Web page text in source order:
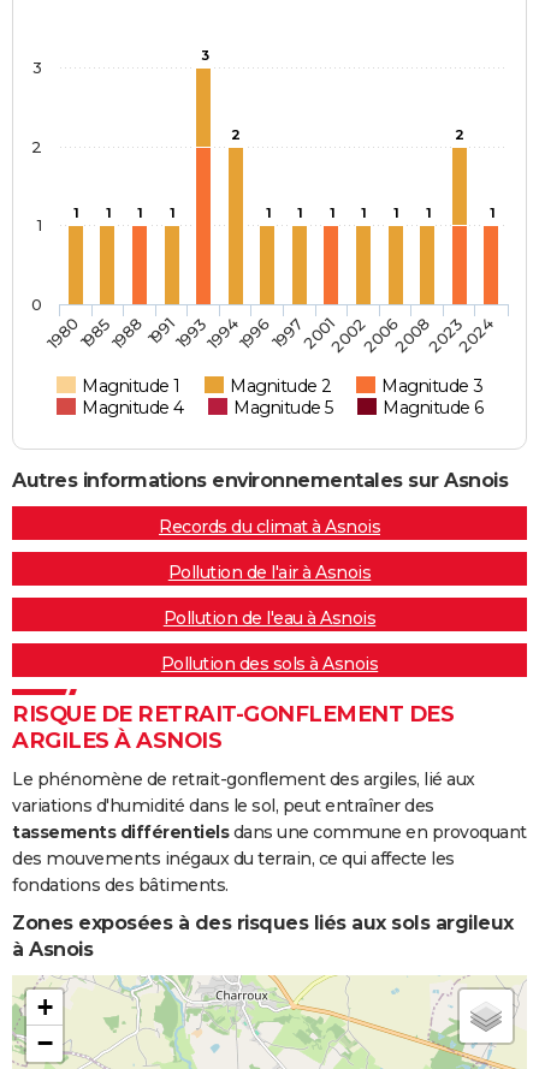
1 1 1 1
3
2
1 1 1 1 1 1
2
1
Magnitude 1 Magnitude 2
Magnitude 3
Magnitude 4
Magnitude 5 Magnitude 6
19801985198819911993199419961997200120022006200820232024
0
1
2
3
Autres informations environnementales sur Asnois
Records du climat à Asnois
Pollution de l'air à Asnois
Pollution de l'eau à Asnois
Pollution des sols à Asnois
RISQUE DE RETRAIT-GONFLEMENT DES
ARGILES À ASNOIS
Le phénomène de retrait-gonflement des argiles, lié aux
variations d'humidité dans le sol, peut entraîner des
tassements différentielsdans une commune en provoquant
des mouvements inégaux du terrain, ce qui affecte les
fondations des bâtiments.
Zones exposées à des risques liés aux sols argileux
à Asnois
+
−